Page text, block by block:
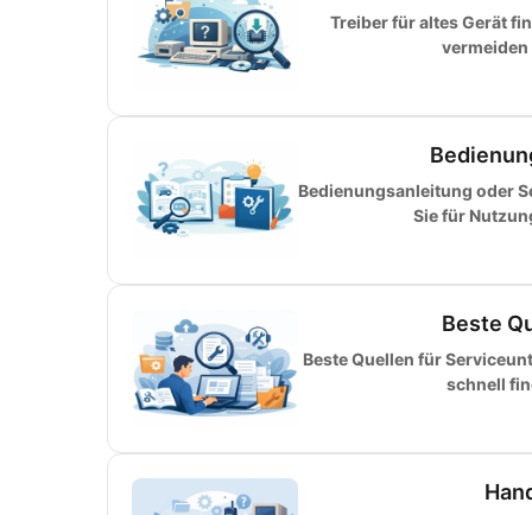
Treiber für altes Gerät
vermeiden
Bedienungsanleitung oder
Sie für
Beste
Beste Quellen für
schnell